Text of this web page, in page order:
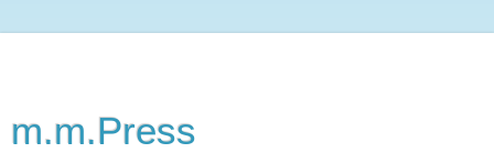
m.m.Press